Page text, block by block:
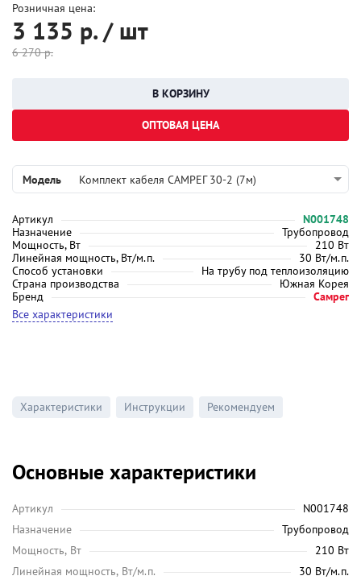
Модель Комплект кабеля САМРЕГ 30-2 (7м)
Артикул
N001748
Назначение
Трубопровод
Мощность, Вт
210 Вт
Линейная мощность, Вт/м.п.
30 Вт/м.п.
Способ установки
На трубу под теплоизоляцию
Страна производства
Южная Корея
Бренд
Самрег
Все характеристики
Розничная цена:
3 135 р. / шт
6 270р.
ОПТОВАЯ ЦЕНА
Характеристики Инструкции Рекомендуем
Основные характеристики
Артикул
N001748
Назначение
Трубопровод
Мощность, Вт
210 Вт
Линейная мощность, Вт/м.п.
30 Вт/м.п.